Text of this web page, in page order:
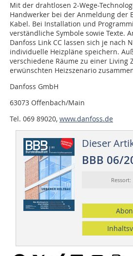
Mit der drahtlosen 2-Wege-
Handwerker bei der Anmeldung der
Kabel. Bei Installation und
verständliche Symbole sowie Texte.
Danfoss Link CC lassen sich je nach
individuelle Heizpläne speichern.
verschiedene Räume zu einer Living
erwünschten Heizszenario
Danfoss GmbH
63073 Offenbach/Main
Tel. 069 89020, www.danfoss.de
Dieser
BBB 06/